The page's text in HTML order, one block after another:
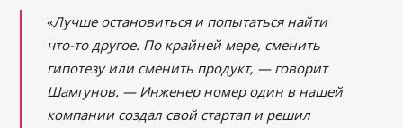
«Лучше остановиться и попытаться найти
что-то другое. По крайней мере, сменить
гипотезу или сменить продукт, ― говорит
Шамгунов. ― Инженер номер один в нашей
компании создал свой стартап и решил